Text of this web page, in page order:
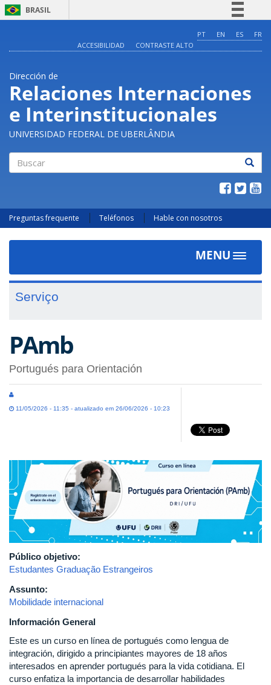
BRASIL
Comunica BR
Acesso à informação
Legislação
Canais
PT EN ES
FR
ACCESIBILIDAD
CONTRASTE ALTO
Dirección de
Relaciones Internaciones
e Interinstitucionales
UNIVERSIDAD FEDERAL DE UBERLÂNDIA
Preguntas frequente Teléfonos Hable con nosotros
MENU
Toggle
Serviço
PAmb
Portugués para Orientación
11/05/2026 - 11:35 - atualizado em 26/06/2026 - 10:23
Público objetivo:
Estudantes Graduação Estrangeiros
Assunto:
Mobilidade internacional
Información General
Este es un curso en línea de portugués como lengua de
integración, dirigido a principiantes mayores de 18 años
interesados en aprender portugués para la vida cotidiana. El
curso enfatiza la importancia de desarrollar habilidades